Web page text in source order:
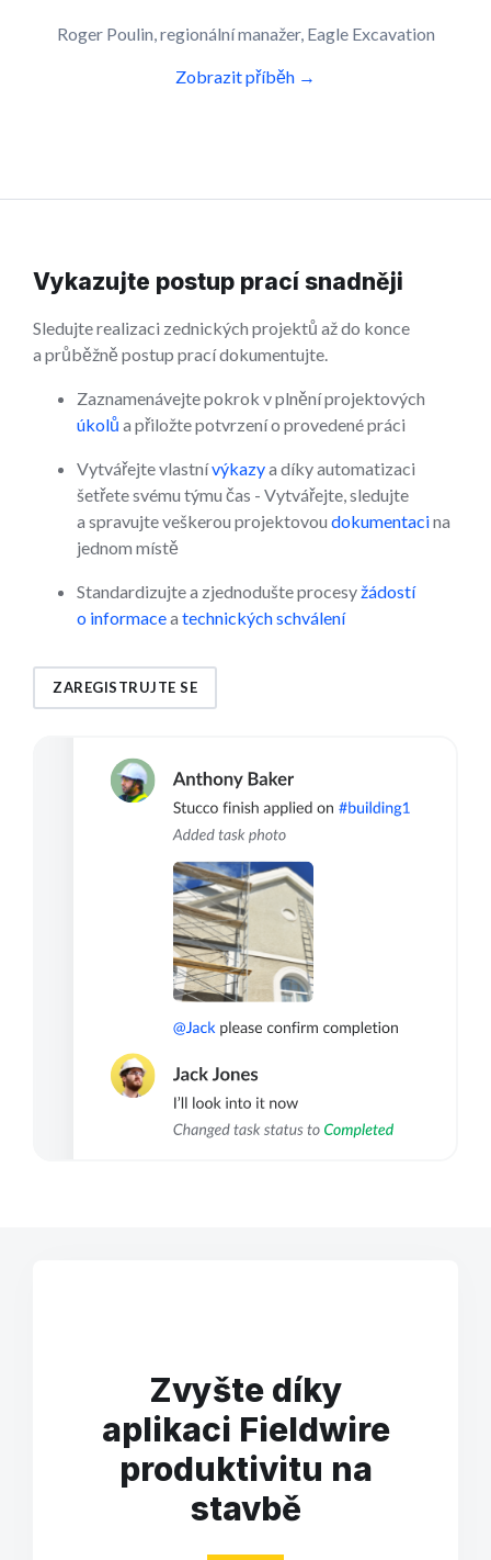
Roger Poulin, regionální manažer, Eagle Excavation
Zobrazit příběh →
Vykazujte postup prací snadněji
Sledujte realizaci zednických projektů až do konce
a průběžně postup prací dokumentujte.
Zaznamenávejte pokrok v plnění projektových
úkolů a přiložte potvrzení o provedené práci
Vytvářejte vlastnívýkazya díky automatizaci
šetřete svému týmu čas - Vytvářejte, sledujte
a spravujte veškerou projektovou dokumentacina
jednom místě
Standardizujte a zjednodušte procesyžádostí
o informacea technických schválení
ZAREGISTRUJTE SE
Zvyšte díky
aplikaci Fieldwire
produktivitu na
stavbě